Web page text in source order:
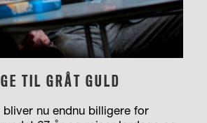
TIL GRÅT GULD
nu endnu billigere for